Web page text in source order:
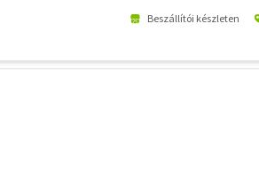
Beszállítói készleten